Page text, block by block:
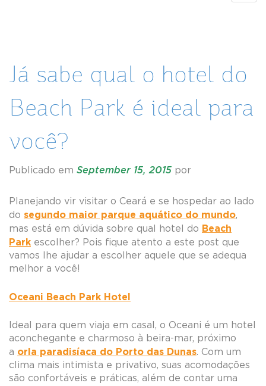
Já sabe qual o hotel do
Beach Park é ideal para
você?
Publicado em September 15, 2015 por
Planejando vir visitar o Ceará e se hospedar ao lado
do segundo maior parque aquático do mundo,
mas está em dúvida sobre qual hotel do Beach
Park escolher? Pois fique atento a este post que
vamos lhe ajudar a escolher aquele que se adequa
melhor a você!
Oceani Beach Park Hotel
Ideal para quem viaja em casal, o Oceani é um hotel
aconchegante e charmoso à beira-mar, próximo
a orla paradisíaca do Porto das Dunas. Com um
clima mais intimista e privativo, suas acomodações
são confortáveis e práticas, além de contar uma